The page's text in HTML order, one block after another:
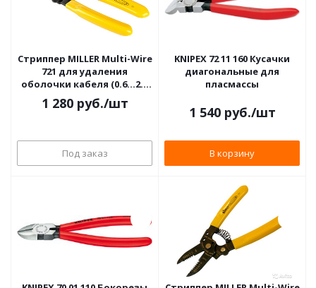
Стриппер MILLER Multi-Wire
721 для удаления
оболочки кабеля (0.6…2.6
мм)
1 280руб./шт
Под заказ
KNIPEX 72 11 160 Кусачки
диагональные для
пласмассы
1 540руб./шт
В корзину